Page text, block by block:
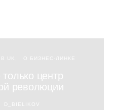
UK О БИЗНЕС-ЛИНКЕ
центр
революции
D_BIELIKOV